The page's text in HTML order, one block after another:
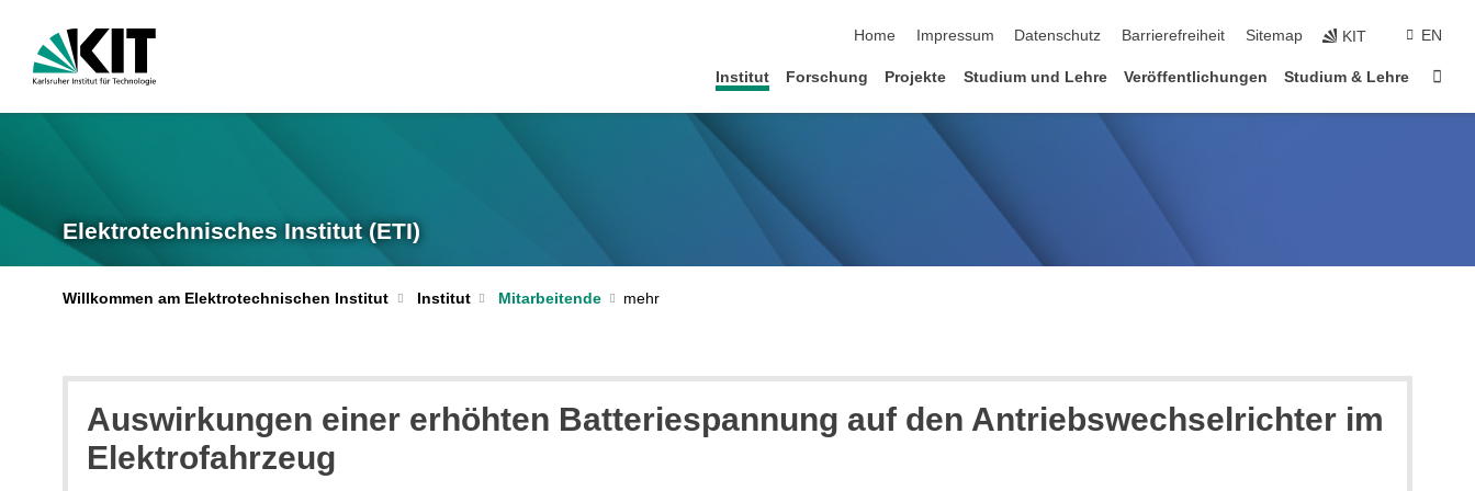
Home
Impressum Datenschutz Barrierefreiheit Sitemap KIT EN
Institut Forschung Projekte Studium und Lehre Veröffentlichungen Studium & Lehre
Elektrotechnisches Institut (ETI)
Willkommen am Elektrotechnischen Institut Institut Mitarbeitende
Auswirkungen einer erhöhten Batteriespannung auf den Antriebswechselrichter im
Elektrofahrzeug